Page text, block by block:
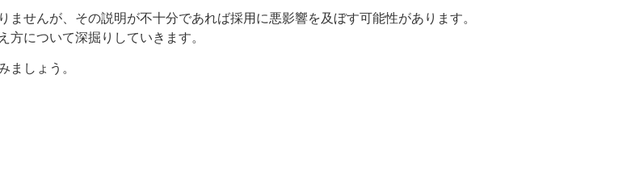
せんが、その説明が不十分であれば採用に悪影響を及ぼす可能性があります。
について深掘りしていきます。
ましょう。